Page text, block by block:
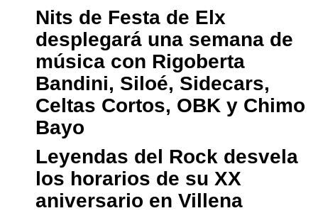
Nits de Festa de Elx
desplegará una semana de
música con Rigoberta
Bandini, Siloé, Sidecars,
Celtas Cortos, OBK y Chimo
Bayo
Leyendas del Rock desvela
los horarios de su XX
aniversario en Villena